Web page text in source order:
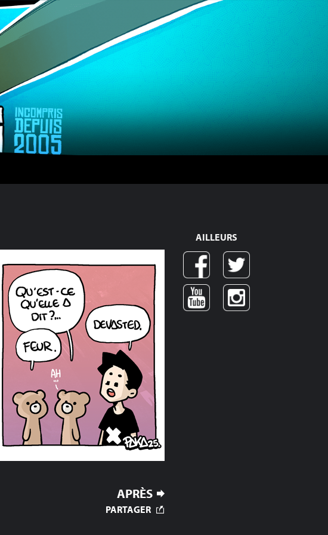
APRÈS
PARTAGER
AILLEURS